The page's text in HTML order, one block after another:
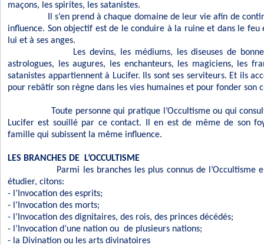
maçons, les spirites, les satanistes.
Il s’en prend à chaque domaine de leur vie afin de
influence. Son objectif est de le conduire à la ruine et dans le
lui et à ses anges.
Les devins, les médiums, les diseuses de
astrologues, les augures, les enchanteurs, les magiciens, les
satanistes appartiennent à Lucifer. Ils sont ses serviteurs. Et ils
pour rebâtir son règne dans les vies humaines et pour fonder son
Toute personne qui pratique l’Occultisme ou qui
Lucifer est souillé par ce contact. Il en est de même de son
famille qui subissent la même influence.
LES BRANCHES DE L’OCCULTISME
Parmi les branches les plus connus de l’Occultisme
étudier, citons:
- l’Invocation des esprits;
- l’Invocation des morts;
- l’Invocation des dignitaires, des rois, des princes décédés;
- l’Invocation d’une nation ou de plusieurs nations;
- la Divination ou les arts divinatoires